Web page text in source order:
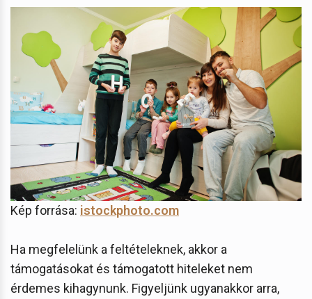
Kép forrása: istockphoto.com
Ha megfelelünk a feltételeknek, akkor a
támogatásokat és támogatott hiteleket nem
érdemes kihagynunk. Figyeljünk ugyanakkor arra,